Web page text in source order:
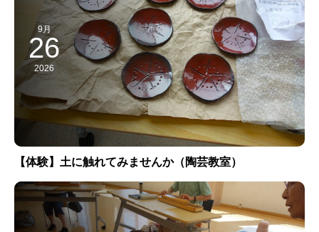
9月
26
2026
【体験】土に触れてみませんか（陶芸教室）